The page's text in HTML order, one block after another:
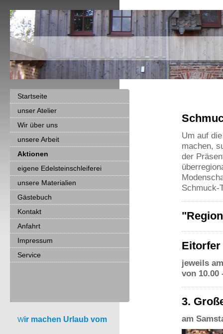
Um auf
machen,
der
Schmuck-
Eitorfer
jeweils
von 10.00
3.
am
Startseite
unser Atelier
Wir über uns
unsere Arbeit
Aktionen
eigene Edelsteinschleiferei
unsere Materialien
Gästebuch
Kontakt
Anfahrt
Impressum
Service
Wir machen Urlaub vom